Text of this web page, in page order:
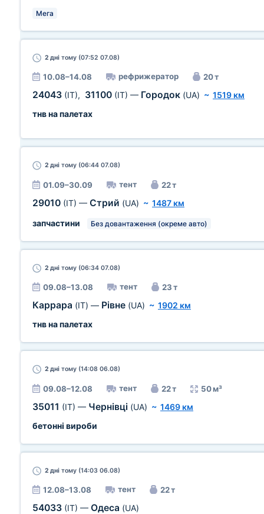
Мега
2 дні тому (07:52 07.08)
10.08–14.08 рефрижератор 20 т
24043 (IT), 31100 (IT) — Городок (UA) ~ 1519 км
тнв на палетах
2 дні тому (06:44 07.08)
01.09–30.09 тент 22 т
29010 (IT) — Стрий (UA) ~ 1487 км
запчастини
Без довантаження (окреме авто)
2 дні тому (06:34 07.08)
09.08–13.08 тент 23 т
Каррара (IT) — Рівне (UA) ~ 1902 км
тнв на палетах
2 дні тому (14:08 06.08)
09.08–12.08 тент 22 т 50 м³
35011 (IT) — Чернівці (UA) ~ 1469 км
бетонні вироби
2 дні тому (14:03 06.08)
12.08–13.08 тент 22 т
54033 (IT) — Одеса (UA)